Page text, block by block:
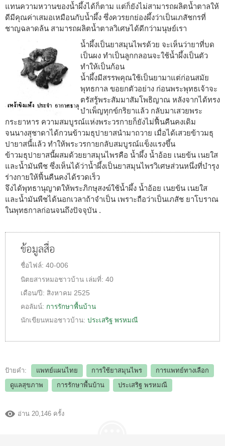
แทนความหวานของน้ำผึ้งได้ก็ตาม แต่ก็ยังไม่สามารถผลิตน้ำตาลให้
ดีมีคุณค่าเสมอเหมือนกับน้ำผึ้ง ซึ่งควรยกย่องผึ้งว่าเป็นเภสัชกรที่
ชาญฉลาดล้น สามารถผลิตน้ำตาลวิเศษได้ดีกว่ามนุษย์เรา
น้ำผึ้งเป็นยาสมุนไพรด้วย จะเห็นว่ายาที่บด
เป็นผง ทำเป็นลูกกลอนจะใช้น้ำผึ้งเป็นตัว
ทำให้เป็นก้อน
น้ำผึ้งมีสรรพคุณใช้เป็นยามาแต่ก่อนสมัย
พุทธกาล ขอยกตัวอย่าง ก่อนพระพุทธเจ้าจะ
ตรัสรู้พระสัมมาสัมโพธิญาณ หลังจากได้ทรง
บำเพ็ญทุกข์กริยาแล้ว กลับมาเสวยพระ
กระยาหาร ความสมบูรณ์แห่งพระวรกายก็ยังไม่ฟื้นคืนคงเดิม
จนนางสุชาดาได้กวนข้าวมธุปายาสนำมาถวาย เมื่อได้เสวยข้าวมธุ
ปายาสนี้แล้ว ทำให้พระวรกายกลับสมบูรณ์แข็งแรงขึ้น
ข้าวมธุปายาสนี้ผสมด้วยยาสมุนไพรคือ น้ำผึ้ง น้ำอ้อย เนยข้น เนยใส
และน้ำมันพืช ซึ่งเห็นได้ว่าน้ำผึ้งเป็นยาสมุนไพรวิเศษส่วนหนึ่งที่บำรุง
ร่างกายให้ฟี้นคืนคงได้รวดเร็ว
จึงได้พุทธานุญาตให้พระภิกษุสงฆ์ใช้น้ำผึ้ง น้ำอ้อย เนยข้น เนยใส
และน้ำมันพืชได้นอกเวลาถ้าจำเป็น เพราะถือว่าเป็นเภสัช ยาโบราณ
ในพุทธกาลก่อนจนถึงปัจจุบัน .
ข้อมูลสื่อ
ชื่อไฟล์: 40-006
นิตยสารหมอชาวบ้าน เล่มที่: 40
เดือน/ปี: สิงหาคม 2525
คอลัมน์: การรักษาพื้นบ้าน
นักเขียนหมอชาวบ้าน: ประเสริฐ พรหมณี
ป้ายคำ: แพทย์แผนไทย การใช้ยาสมุนไพร
การแพทย์ทางเลือก
ดูแลสุขภาพ
การรักษาพื้นบ้าน ประเสริฐ พรหมณี
อ่าน 20,146 ครั้ง